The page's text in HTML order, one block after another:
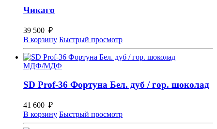
Чикаго
39 500 ₽
В корзину Быстрый просмотр
МДФ/МДФ
SD Prof-36 Фортуна Бел. дуб / гор. шоколад
41 600 ₽
В корзину Быстрый просмотр